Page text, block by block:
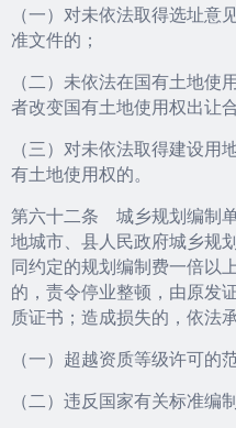
（一）对未依法取得选址
准文件的；
（二）未依法在国有土地
者改变国有土地使用权出让
（三）对未依法取得建设用
有土地使用权的。
第六十二条 城乡规划编制
地城市、县人民政府城乡规
同约定的规划编制费一倍以
的，责令停业整顿，由原发
质证书；造成损失的，依法
（一）超越资质等级许可的
（二）违反国家有关标准编